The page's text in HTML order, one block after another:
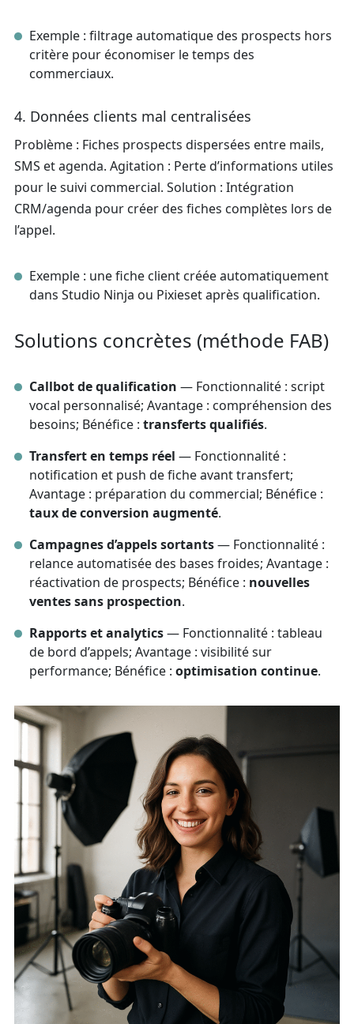
Exemple : filtrage automatique des prospects hors
critère pour économiser le temps des
commerciaux.
4. Données clients mal centralisées
Problème : Fiches prospects dispersées entre mails,
SMS et agenda. Agitation : Perte d’informations utiles
pour le suivi commercial. Solution : Intégration
CRM/agenda pour créer des fiches complètes lors de
l’appel.
Exemple : une fiche client créée automatiquement
dans Studio Ninja ou Pixieset après qualification.
Solutions concrètes (méthode FAB)
Callbot de qualification — Fonctionnalité : script
vocal personnalisé; Avantage : compréhension des
besoins; Bénéfice :transferts qualifiés.
Transfert en temps réel — Fonctionnalité :
notification et push de fiche avant transfert;
Avantage : préparation du commercial; Bénéfice :
taux de conversion augmenté.
Campagnes d’appels sortants— Fonctionnalité :
relance automatisée des bases froides; Avantage :
réactivation de prospects; Bénéfice : nouvelles
ventes sans prospection.
Rapports et analytics— Fonctionnalité : tableau
de bord d’appels; Avantage : visibilité sur
performance; Bénéfice :optimisation continue.